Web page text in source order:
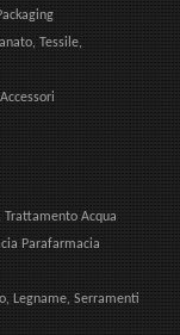
Tessile,
Acqua
Parafarmacia
Legname, Serramenti